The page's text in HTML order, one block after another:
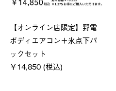
【オンライン店限定】野電
ボディエアコン＋氷点下パ
ックセット
￥14,850 (税込)